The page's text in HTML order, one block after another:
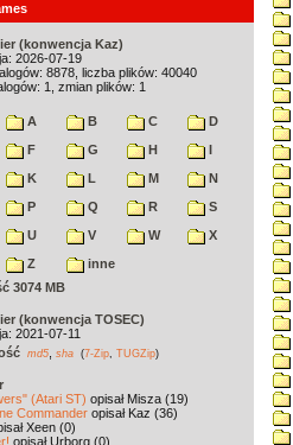
(konwencja Kaz)
2026-07-19
8878, liczba plików: 40040
1, zmian plików: 1
A B C
D
F G H
I
K L M
N
P Q R
S
U V W
X
Z
inne
3074 MB
(konwencja TOSEC)
2021-07-11
md5 sha (7-Zip TUGZip)
(Atari ST) opisał Misza (19)
Commander opisał Kaz (36)
Xeen (0)
opisał Urborg (0)